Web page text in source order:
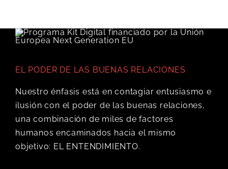
EL PODER DE LAS BUENAS RELACIONES
Nuestro énfasis está en contagiar entusiasmo e
ilusión con el poder de las buenas relaciones,
una combinación de miles de factores
humanos encaminados hacia el mismo
objetivo: EL ENTENDIMIENTO.